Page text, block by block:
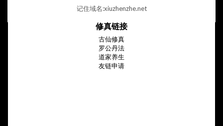
记住域名:xiuzhenzhe.net
修真链接
古仙修真
罗公丹法
道家养生
友链申请